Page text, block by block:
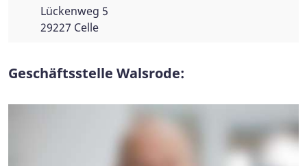
Lückenweg 5
29227 Celle
Geschäftsstelle Walsrode: